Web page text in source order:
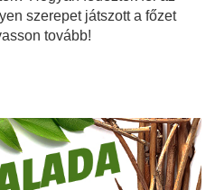
szerepet játszott a főzet
tovább!